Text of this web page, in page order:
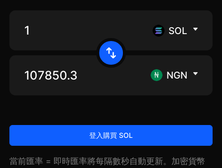
SOL
NGN
登入購買 SOL
當前匯率 = 即時匯率將每隔數秒自動更新。加密貨幣